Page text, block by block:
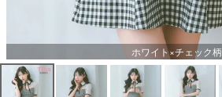
ホワイト×チェック柄